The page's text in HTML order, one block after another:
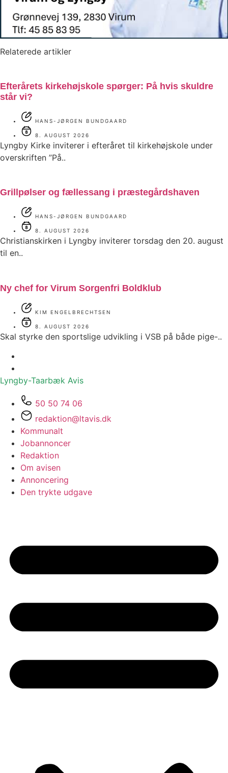
Relaterede artikler
Efterårets kirkehøjskole spørger: På hvis skuldre
står vi?
HANS-JØRGEN BUNDGAARD
8. AUGUST 2026
Lyngby Kirke inviterer i efteråret til kirkehøjskole under
overskriften ”På..
Grillpølser og fællessang i præstegårdshaven
HANS-JØRGEN BUNDGAARD
8. AUGUST 2026
Christianskirken i Lyngby inviterer torsdag den 20. august
til en..
Ny chef for Virum Sorgenfri Boldklub
KIM ENGELBRECHTSEN
8. AUGUST 2026
Skal styrke den sportslige udvikling i VSB på både pige-..
Lyngby-Taarbæk Avis
50 50 74 06
redaktion@ltavis.dk
Kommunalt
Jobannoncer
Redaktion
Om avisen
Annoncering
Den trykte udgave